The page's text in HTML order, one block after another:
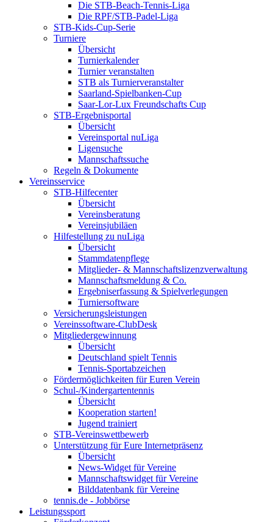
Die STB-Beach-Tennis-Liga
Die RPF/STB-Padel-Liga
STB-Kids-Cup-Serie
Turniere
Übersicht
Turnierkalender
Turnier veranstalten
STB als Turnierveranstalter
Saarland-Spielbanken-Cup
Saar-Lor-Lux Freundschafts Cup
STB-Ergebnisportal
Übersicht
Vereinsportal nuLiga
Ligensuche
Mannschaftssuche
Regeln & Dokumente
Vereinsservice
STB-Hilfecenter
Übersicht
Vereinsberatung
Vereinsjubiläen
Hilfestellung zu nuLiga
Übersicht
Stammdatenpflege
Mitglieder- & Mannschaftslizenzverwaltung
Mannschaftsmeldung & Co.
Ergebniserfassung & Spielverlegungen
Turniersoftware
Versicherungsleistungen
Vereinssoftware-ClubDesk
Mitgliedergewinnung
Übersicht
Deutschland spielt Tennis
Tennis-Sportabzeichen
Fördermöglichkeiten für Euren Verein
Schul-/Kindergartentennis
Übersicht
Kooperation starten!
Jugend trainiert
STB-Vereinswettbewerb
Unterstützung für Eure Internetpräsenz
Übersicht
News-Widget für Vereine
Mannschaftswidget für Vereine
Bilddatenbank für Vereine
tennis.de - Jobbörse
Leistungssport